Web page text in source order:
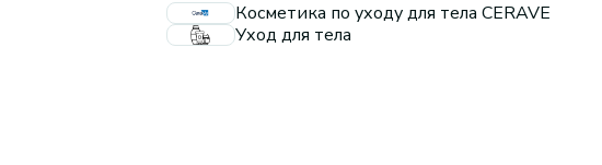
Косметика по уходу для тела CERAVE
Уход для тела